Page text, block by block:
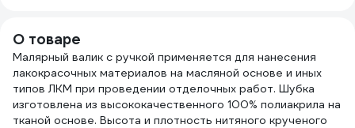
О товаре
Малярный валик с ручкой применяется для нанесения
лакокрасочных материалов на масляной основе и иных
типов ЛКМ при проведении отделочных работ. Шубка
изготовлена из высококачественного 100% полиакрила на
тканой основе. Высота и плотность нитяного крученого